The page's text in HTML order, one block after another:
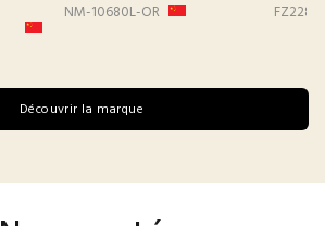
NM-10680L-OR FZ2282
Découvrir la marque